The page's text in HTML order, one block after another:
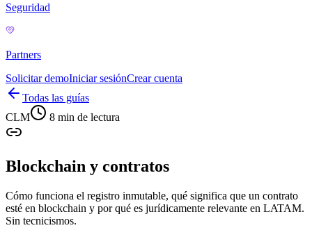
Seguridad
Partners
Solicitar demoIniciar sesiónCrear cuenta
Todas las guías
CLM
8 min de lectura
Blockchain y contratos
Cómo funciona el registro inmutable, qué significa que un contrato
esté en blockchain y por qué es jurídicamente relevante en LATAM.
Sin tecnicismos.